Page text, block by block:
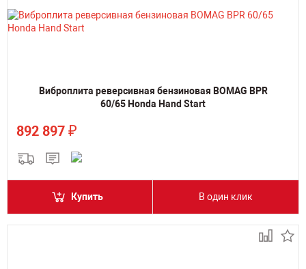
Виброплита реверсивная бензиновая BOMAG BPR
60/65 Honda Hand Start
892 897 ₽
Купить В один клик